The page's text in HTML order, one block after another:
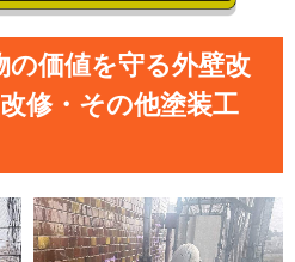
の価値を守る外壁改
修・その他塗装工